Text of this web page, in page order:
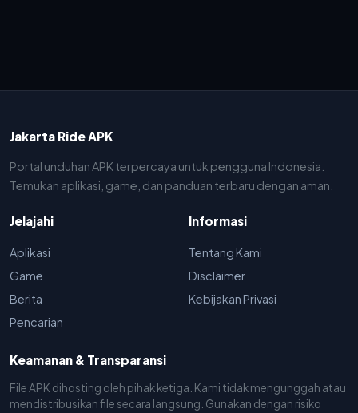
Jakarta Ride APK
Portal unduhan APK terpercaya untuk pengguna Indonesia.
Temukan aplikasi, game, dan panduan terbaru dengan aman.
Jelajahi
Aplikasi
Game
Berita
Pencarian
Informasi
Tentang Kami
Disclaimer
Kebijakan Privasi
Keamanan & Transparansi
File APK dihosting oleh pihak ketiga. Kami tidak mengunggah atau
mendistribusikan file secara langsung. Gunakan dengan risiko